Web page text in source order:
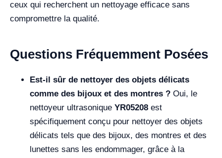
ceux qui recherchent un nettoyage efficace sans
compromettre la qualité.
Questions Fréquemment Posées
Est-il sûr de nettoyer des objets délicats
comme des bijoux et des montres ? Oui, le
nettoyeur ultrasonique YR05208 est
spécifiquement conçu pour nettoyer des objets
délicats tels que des bijoux, des montres et des
lunettes sans les endommager, grâce à la